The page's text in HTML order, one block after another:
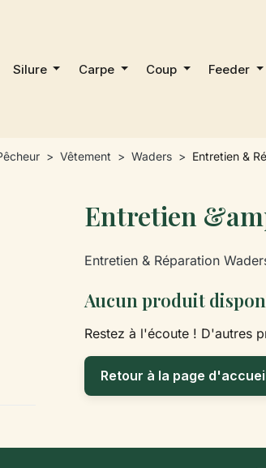
Silure Carpe Coup Feeder
Vêtement Waders Entretien &
Entretien
Entretien & Réparation
Aucun produit
Restez à l'écoute ! D'autres
Retour à la page